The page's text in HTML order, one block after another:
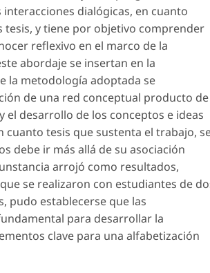
dialógicas, en cuanto
tesis, y tiene por objetivo comprender
reflexivo en el marco de la
abordaje se insertan en la
la metodología adoptada se
de una red conceptual producto de
desarrollo de los conceptos e ideas
cuanto tesis que sustenta el trabajo,
debe ir más allá de su asociación
arrojó como resultados,
se realizaron con estudiantes de
pudo establecerse que las
para desarrollar la
clave para una alfabetización